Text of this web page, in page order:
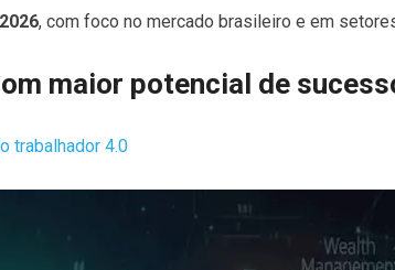
, com foco no mercado brasileiro e em
maior potencial de
trabalhador 4.0